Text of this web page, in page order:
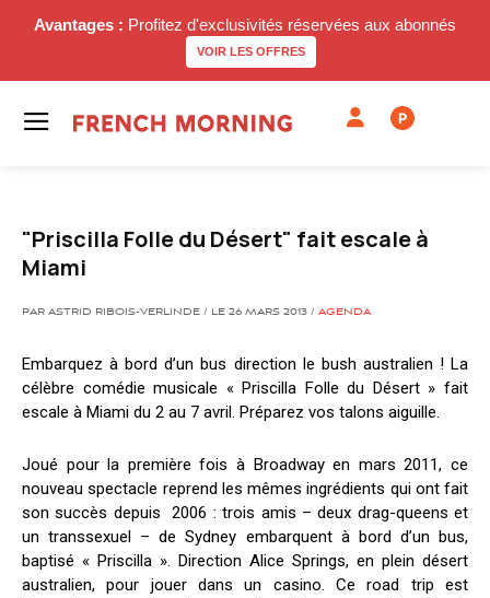
Avantages : Profitez d'exclusivités réservées aux abonnés
VOIR LES OFFRES
P
"Priscilla Folle du Désert" fait escale à
Miami
PAR ASTRID RIBOIS-VERLINDE / LE 26 MARS 2013 / AGENDA
Embarquez à bord d’un bus direction le bush australien ! La
célèbre comédie musicale « Priscilla Folle du Désert » fait
escale à Miami du 2 au 7 avril. Préparez vos talons aiguille.
Joué pour la première fois à Broadway en mars 2011, ce
nouveau spectacle reprend les mêmes ingrédients qui ont fait
son succès depuis 2006 : trois amis – deux drag-queens et
un transsexuel – de Sydney embarquent à bord d’un bus,
baptisé « Priscilla ». Direction Alice Springs, en plein désert
australien, pour jouer dans un casino. Ce road trip est